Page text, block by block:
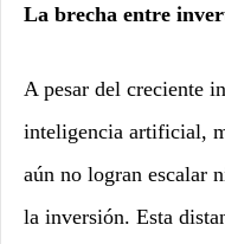
La brecha entre
A pesar del creciente
inteligencia artificial,
aún no logran escalar
la inversión. Esta